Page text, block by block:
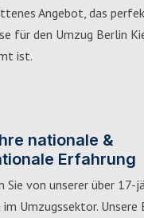
Angebot, das
für den Umzug Berlin
ist.
nationale &
Erfahrung
Sie von unserer über 17-
Umzugssektor. Unsere